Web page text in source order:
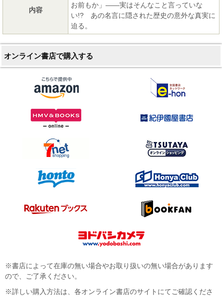
内容
お前もか」――実はそんなこと言っていな
い!? あの名言に隠された歴史の意外な真実に
迫る。
オンライン書店で購入する
※書店によって在庫の無い場合やお取り扱いの無い場合があります
ので、ご了承ください。
※詳しい購入方法は、各オンライン書店のサイトにてご確認くださ